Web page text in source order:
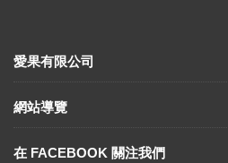
愛果有限公司
網站導覽
在 FACEBOOK 關注我們